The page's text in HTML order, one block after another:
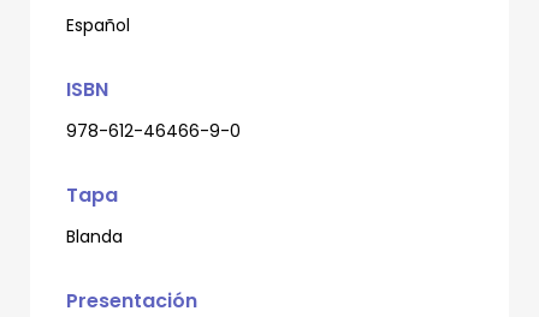
Español
ISBN
978-612-46466-9-0
Tapa
Blanda
Presentación